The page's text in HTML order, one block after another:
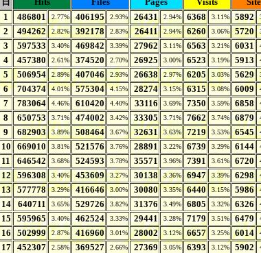
1
486801 2.77% 406195 2.93% 26431 2.94% 6368 3.11% 5892
2 494262 2.82% 392178 2.83% 26411 2.94% 6260 3.06% 5720
3 597533 3.40% 469842 3.39% 27962 3.11% 6563 3.21% 6031
4 457380 2.61% 374520 2.70% 26925 3.00% 6523 3.19% 5913
5 506954 2.89% 407046 2.93% 26638 2.97% 6205 3.03% 5629
6 704374 4.01% 575304 4.15% 28274 3.15% 6315 3.08% 6009
7 783064 4.46% 610420 4.40% 33116 3.69% 7350 3.59% 6858
8 650753 3.71% 474002 3.42% 33305 3.71% 7662 3.74% 6879
9 682903 3.89% 508464 3.67% 32631 3.63% 7219 3.53% 6545
10 669010 3.81% 521576 3.76% 28891 3.22% 6739 3.29% 6144
11 646542 3.68% 524593 3.78% 35571 3.96% 7391 3.61% 6720
12 596308 3.40% 453609 3.27% 30138 3.36% 6947 3.39% 6298
13 577778 3.29% 416646 3.00% 30080 3.35% 6440 3.15% 5986
14 640711 3.65% 529726 3.82% 31376 3.49% 6805 3.32% 6326
15 595965 3.40% 462524 3.33% 29441 3.28% 7179 3.51% 6479
16 502999 2.87% 416960 3.01% 28002 3.12% 6657 3.25% 6014
17 452307 2.58% 369527 2.66% 27369 3.05% 6393 3.12% 5902